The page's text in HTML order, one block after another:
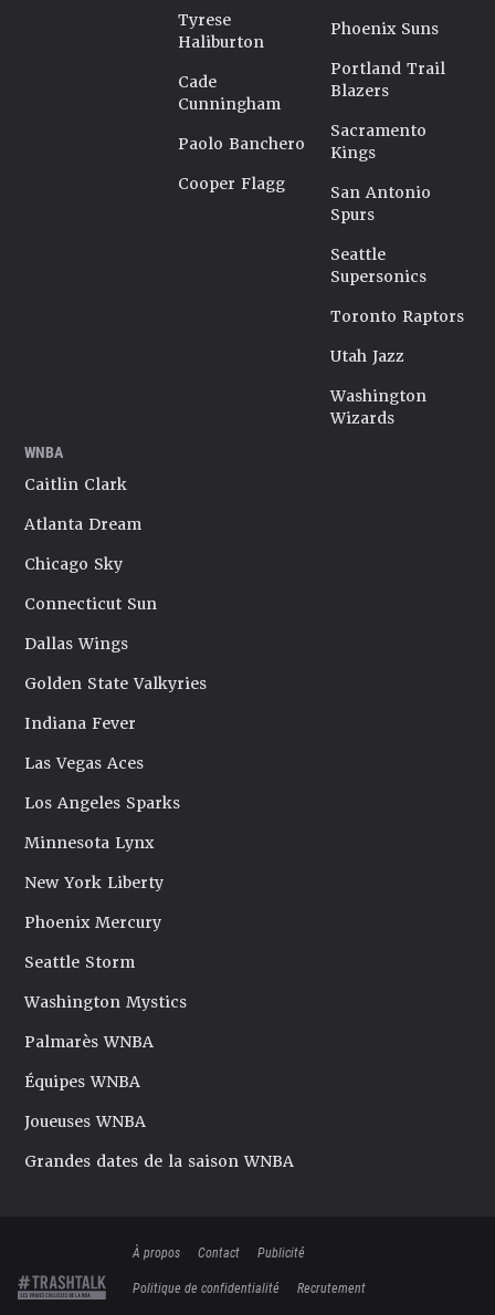
Tyrese
Haliburton
Cade
Cunningham
Paolo Banchero
Cooper Flagg
Phoenix Suns
Portland Trail
Blazers
Sacramento
Kings
San Antonio
Spurs
Seattle
Supersonics
Toronto Raptors
Utah Jazz
Washington
Wizards
WNBA
Caitlin Clark
Atlanta Dream
Chicago Sky
Connecticut Sun
Dallas Wings
Golden State Valkyries
Indiana Fever
Las Vegas Aces
Los Angeles Sparks
Minnesota Lynx
New York Liberty
Phoenix Mercury
Seattle Storm
Washington Mystics
Palmarès WNBA
Équipes WNBA
Joueuses WNBA
Grandes dates de la saison WNBA
À propos Contact
Publicité
Politique de confidentialité
Recrutement